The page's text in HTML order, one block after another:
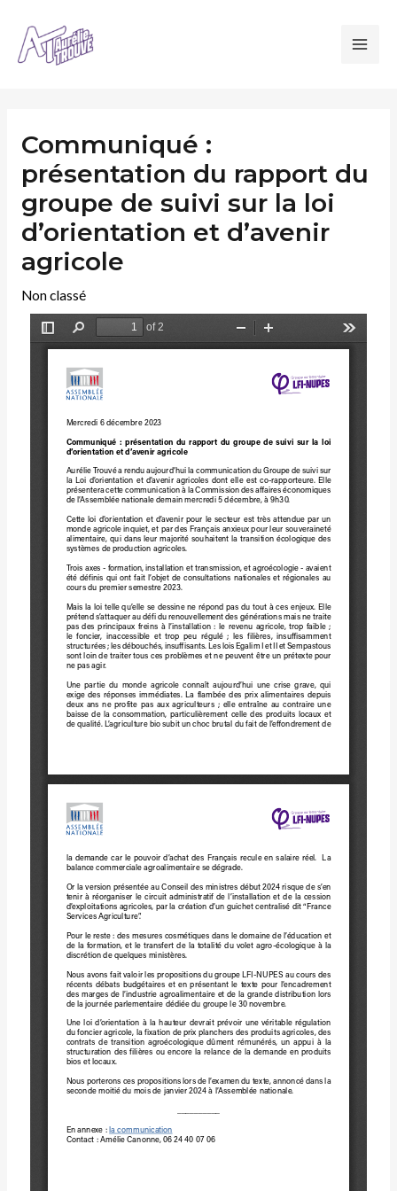
Communiqué :
présentation du rapport du
groupe de suivi sur la loi
d’orientation et d’avenir
agricole
Non classé